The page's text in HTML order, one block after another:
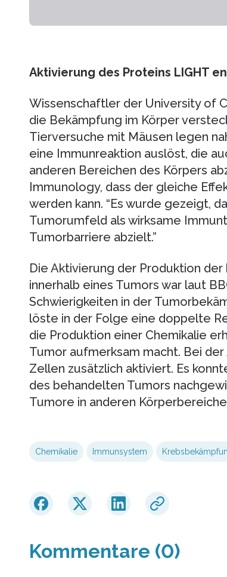
Aktivierung des Proteins LIGHT
Wissenschaftler der University of
die Bekämpfung im Körper
Tierversuche mit Mäusen legen
eine Immunreaktion auslöst, die
anderen Bereichen des Körpers
Immunology, dass der gleiche
werden kann. “Es wurde gezeigt,
Tumorumfeld als wirksame
Tumorbarriere abzielt.”
Die Aktivierung der Produktion
innerhalb eines Tumors war laut
Schwierigkeiten in der
löste in der Folge eine doppelte
die Produktion einer Chemikalie
Tumor aufmerksam macht. Bei
Zellen zusätzlich aktiviert. Es
des behandelten Tumors
Tumore in anderen
Chemikalie Immunsystem
Kommentare (0)